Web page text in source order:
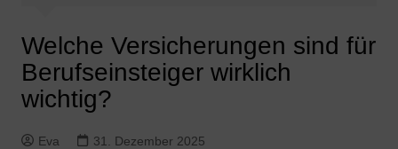
Welche Versicherungen sind für
Berufseinsteiger wirklich
wichtig?
Eva
31. Dezember 2025